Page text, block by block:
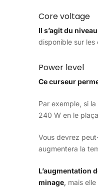
Core voltage
Il s’agit du
disponible sur les
Power level
Ce curseur
Par exemple, si
240 W en le
Vous devrez
augmentera la
L’augmentation
minage, mais